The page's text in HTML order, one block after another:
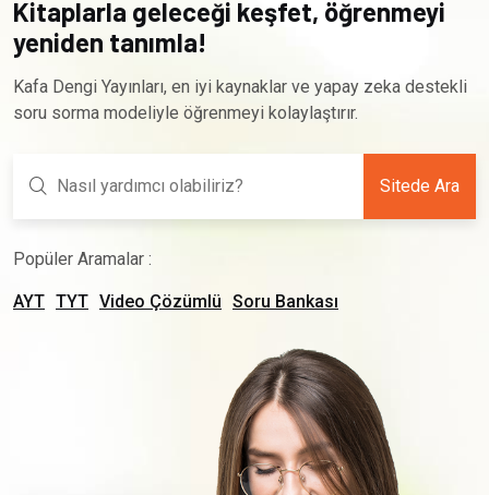
Kitaplarla geleceği keşfet, öğrenmeyi
yeniden tanımla!
Kafa Dengi Yayınları, en iyi kaynaklar ve yapay zeka destekli
soru sorma modeliyle öğrenmeyi kolaylaştırır.
Sitede Ara
Popüler Aramalar :
AYT TYT Video Çözümlü Soru Bankası